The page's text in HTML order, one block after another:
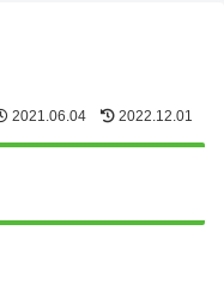
2021.06.04 2022.12.01